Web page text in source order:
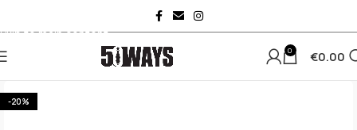
Skip to main content
0 €0.00
-20%